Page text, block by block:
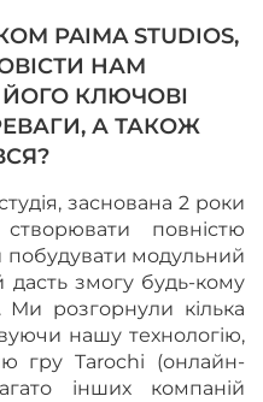
PAIMA STUDIOS,
НАМ
КЛЮЧОВІ
А ТАКОЖ
заснована 2 роки
повністю
побудувати модульний
змогу будь-кому
Ми розгорнули кілька
нашу технологію,
гру Tarochi (онлайн-
інших компаній